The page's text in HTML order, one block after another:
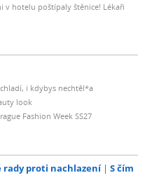
v hotelu poštípaly štěnice! Lékaři
i kdybys nechtěl*a
look
Fashion Week SS27
rady proti nachlazení
S čím